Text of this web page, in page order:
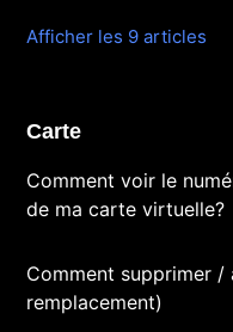
Afficher les 9 articles
Carte
Comment voir le
de ma carte virtuelle?
Comment supprimer /
remplacement)